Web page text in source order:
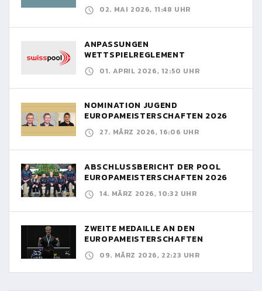
02. MAI 2026, 11:48 UHR
ANPASSUNGEN
WETTSPIELREGLEMENT
01. APRIL 2026, 12:50 UHR
NOMINATION JUGEND
EUROPAMEISTERSCHAFTEN 2026
27. MÄRZ 2026, 16:06 UHR
ABSCHLUSSBERICHT DER POOL
EUROPAMEISTERSCHAFTEN 2026
14. MÄRZ 2026, 10:32 UHR
ZWEITE MEDAILLE AN DEN
EUROPAMEISTERSCHAFTEN
09. MÄRZ 2026, 22:23 UHR